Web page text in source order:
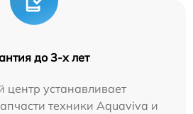
до 3-х лет
центр устанавливает
техники Aquaviva и